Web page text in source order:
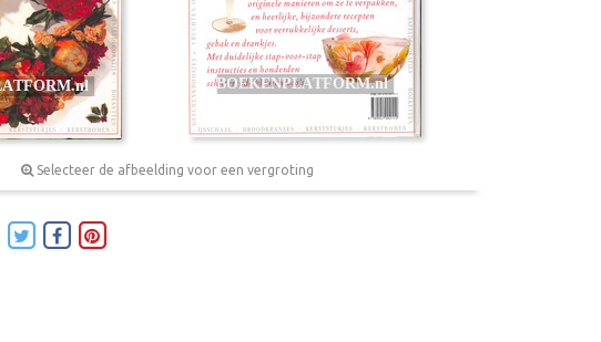
Selecteer de afbeelding voor een vergroting